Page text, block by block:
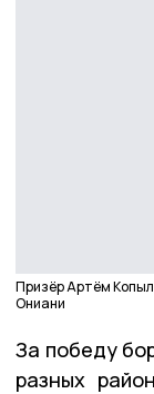
Призёр Артём
Ониани
За победу
разных